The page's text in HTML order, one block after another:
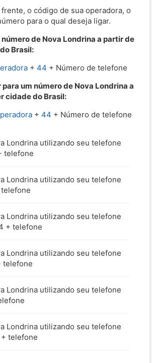
o código de sua operadora, o
para o qual deseja ligar.
de Nova Londrina a partir de
Brasil:
+ 44 + Número de telefone
um número de Nova Londrina a
cidade do Brasil:
+ 44 + Número de telefone
Londrina utilizando seu telefone
telefone
Londrina utilizando seu telefone
Londrina utilizando seu telefone
+ telefone
Londrina utilizando seu telefone
telefone
Londrina utilizando seu telefone
Londrina utilizando seu telefone
telefone